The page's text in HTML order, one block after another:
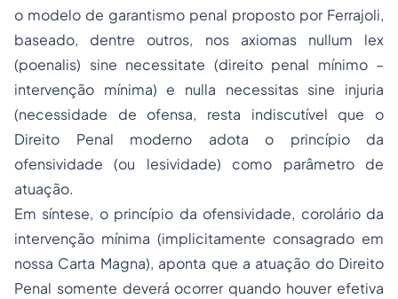
o modelo de garantismo penal proposto por Ferrajoli,
baseado, dentre outros, nos axiomas nullum lex
(poenalis) sine necessitate (direito penal mínimo –
intervenção mínima) e nulla necessitas sine injuria
(necessidade de ofensa, resta indiscutível que o
Direito Penal moderno adota o princípio da
ofensividade (ou lesividade) como parâmetro de
atuação.
Em síntese, o princípio da ofensividade, corolário da
intervenção mínima (implicitamente consagrado em
nossa Carta Magna), aponta que a atuação do Direito
Penal somente deverá ocorrer quando houver efetiva